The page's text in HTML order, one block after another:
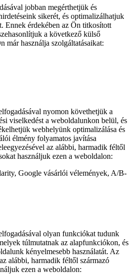
jobban megérthetjük és
sikerét, és optimalizálhatjuk
Ennek érdekében az Ön titkosított
a következő külső
már használja szolgáltatásaikat:
nyomon követhetjük a
viselkedést a weboldalunkon belül, és
webhelyünk optimalizálása és
élmény folyamatos javítása
az alábbi, harmadik féltől
használjuk ezen a weboldalon:
Google vásárlói vélemények, A/B-
olyan funkciókat tudunk
túlmutatnak az alapfunkciókon, és
kényelmesebb használatát. Az
alábbi, harmadik féltől származó
ezen a weboldalon: